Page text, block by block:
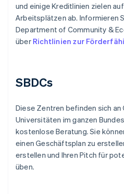
und einige Kreditlinien zielen
Arbeitsplätzen ab. Informieren
Department of Community &
über Richtlinien zur
SBDCs
Diese Zentren befinden sich an
Universitäten im ganzen
kostenlose Beratung. Sie
einen Geschäftsplan zu
erstellen und Ihren Pitch für
üben.